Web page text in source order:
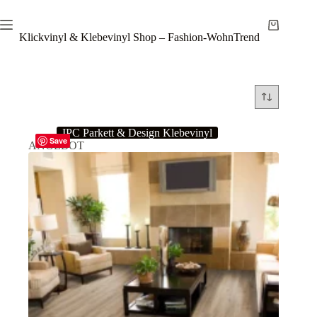
Inhalt
springenKlickvinyl & Klebevinyl Shop – Fashion-WohnTrend
Warenkorb
Save
IPC Parkett & Design Klebevinyl
ANGEBOT